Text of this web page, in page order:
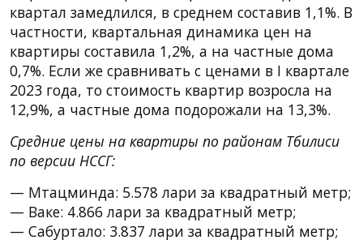
квартал замедлился, в среднем составив 1,1%. В
частности, квартальная динамика цен на
квартиры составила 1,2%, а на частные дома
0,7%. Если же сравнивать с ценами в I квартале
2023 года, то стоимость квартир возросла на
12,9%, а частные дома подорожали на 13,3%.
Средние цены на квартиры по районам Тбилиси
по версии НССГ:
— Мтацминда: 5.578 лари за квадратный метр;
— Ваке: 4.866 лари за квадратный метр;
— Сабуртало: 3.837 лари за квадратный метр;